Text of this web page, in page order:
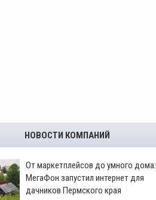
НОВОСТИ КОМПАНИЙ
От маркетплейсов до умного дома:
МегаФон запустил интернет для
дачников Пермского края